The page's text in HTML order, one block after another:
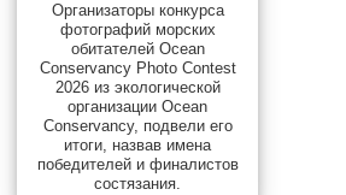
Организаторы конкурса
фотографий морских
обитателей Ocean
Conservancy Photo Contest
2026 из экологической
организации Ocean
Conservancy, подвели его
итоги, назвав имена
победителей и финалистов
состязания.